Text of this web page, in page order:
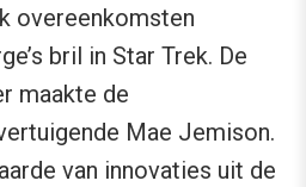
overeenkomsten
bril in Star Trek. De
maakte de
Mae Jemison.
van innovaties uit de